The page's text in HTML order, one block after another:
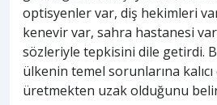
optisyenler var, diş hekimleri
kenevir var, sahra hastanesi
sözleriyle tepkisini dile getirdi.
ülkenin temel sorunlarına
üretmekten uzak olduğunu